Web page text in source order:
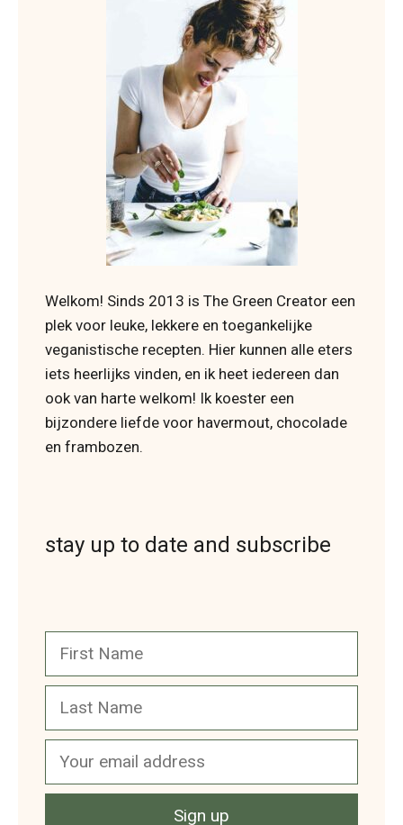
Welkom! Sinds 2013 is The Green Creator een
plek voor leuke, lekkere en toegankelijke
veganistische recepten. Hier kunnen alle eters
iets heerlijks vinden, en ik heet iedereen dan
ook van harte welkom! Ik koester een
bijzondere liefde voor havermout, chocolade
en frambozen.
stay up to date and subscribe